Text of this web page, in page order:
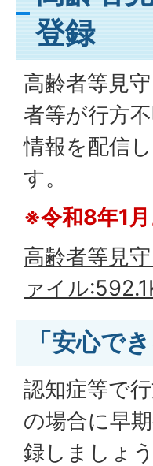
登録
高齢者等見
者等が行方
情報を配信
す。
※令和8年1
高齢者等見
ァイル
「安心で
認知症等で
の場合に早
録しましょ